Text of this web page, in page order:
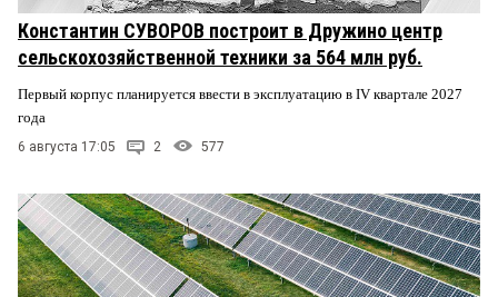
Константин СУВОРОВ построит в Дружино центр
сельскохозяйственной техники за 564 млн руб.
Первый корпус планируется ввести в эксплуатацию в IV квартале 2027
года
6 августа 17:05 2 577